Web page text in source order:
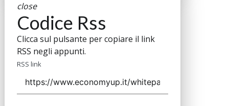
close
Codice Rss
Clicca sul pulsante per copiare il link
RSS negli appunti.
RSS link